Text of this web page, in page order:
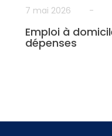
7 mai 2026 -
Emploi à
dépenses